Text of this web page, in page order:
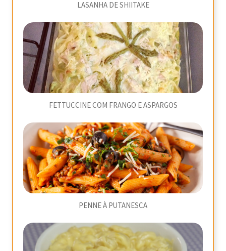
LASANHA DE SHIITAKE
FETTUCCINE COM FRANGO E ASPARGOS
PENNE À PUTANESCA